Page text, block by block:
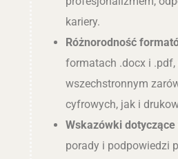
kariery.
Różnorodność
formatach .docx i .pdf,
wszechstronnym
cyfrowych, jak i
Wskazówki
porady i podpowiedzi